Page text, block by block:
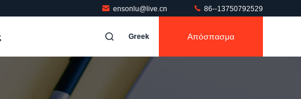
ensonlu@live.cn 86--13750792529
Greek Απόσπασμα